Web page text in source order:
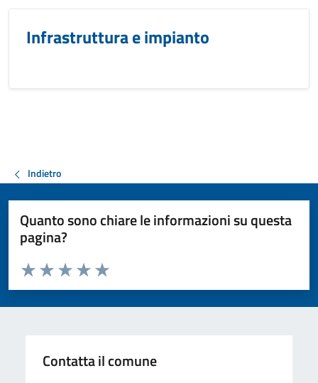
Infrastruttura e impianto
Indietro
Quanto sono chiare le informazioni su questa
pagina?
Valuta da 1 a 5 stelle la pagina
Valuta 5 stelle su 5
Valuta 4 stelle su 5
Valuta 3 stelle su 5
Valuta 2 stelle su 5
Valuta 1 stelle su 5
Contatta il comune